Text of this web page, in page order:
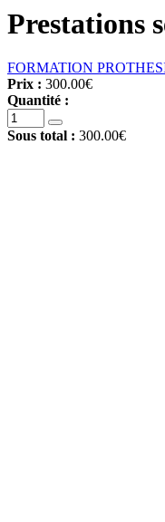
Prestations
FORMATION
Prix : 300.00€
Quantité :
Sous total : 300.00€